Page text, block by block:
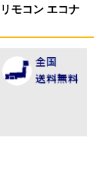
モコン エコナ